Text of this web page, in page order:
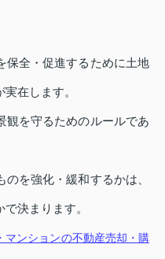
保全・促進するために土地
在します。
観を守るためのルールであ
を強化・緩和するかは、
決まります。
マンションの不動産売却・購